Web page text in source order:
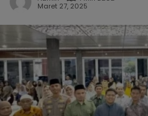
Maret 27, 2025